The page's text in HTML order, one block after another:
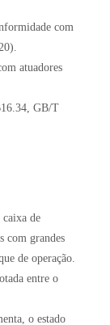
com
atuadores
GB/T
de
com grandes
de operação.
entre o
o estado